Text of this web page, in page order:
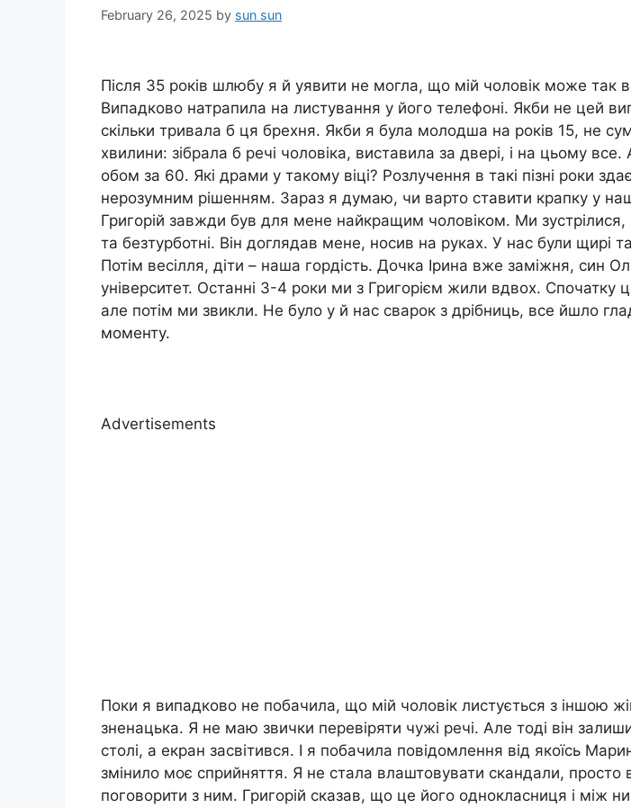
February 26, 2025 by sun sun
Після 35 років шлюбу я й уявити не могла, що мій чоловік може так
Випадково натрапила на листування у його телефоні. Якби не цей
скільки тривала б ця брехня. Якби я була молодша на років 15, не
хвилини: зібрала б речі чоловіка, виставила за двері, і на цьому
обом за 60. Які драми у такому віці? Розлучення в такі пізні роки
нерозумним рішенням. Зараз я думаю, чи варто ставити крапку у
Григорій завжди був для мене найкращим чоловіком. Ми зустрілися,
та безтурботні. Він доглядав мене, носив на руках. У нас були щирі
Потім весілля, діти – наша гордість. Дочка Ірина вже заміжня, син
університет. Останні 3-4 роки ми з Григорієм жили вдвох. Спочатку
але потім ми звикли. Не було у й нас сварок з дрібниць, все йшло
моменту.
Advertisements
Поки я випадково не побачила, що мій чоловік листується з іншою
зненацька. Я не маю звички перевіряти чужі речі. Але тоді він
столі, а екран засвітився. І я побачила повідомлення від якоїсь
змінило моє сприйняття. Я не стала влаштовувати скандали, просто
поговорити з ним. Григорій сказав, що це його однокласниця і між